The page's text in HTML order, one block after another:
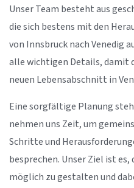
Unser Team besteht aus
die sich bestens mit den
von Innsbruck nach Venedig
alle wichtigen Details, damit
neuen Lebensabschnitt in
Eine sorgfältige Planung
nehmen uns Zeit, um
Schritte und
besprechen. Unser Ziel ist
möglich zu gestalten und